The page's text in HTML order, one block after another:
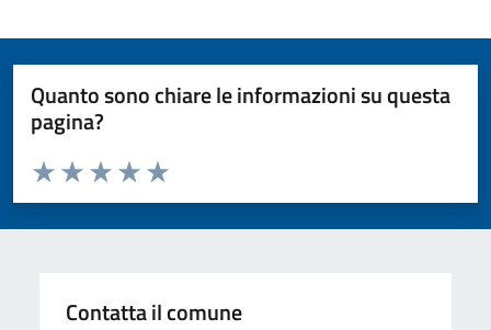
Quanto sono chiare le informazioni su questa
pagina?
Valuta da 1 a 5 stelle la pagina
Valuta 5 stelle su 5
Valuta 4 stelle su 5
Valuta 3 stelle su 5
Valuta 2 stelle su 5
Valuta 1 stelle su 5
Contatta il comune